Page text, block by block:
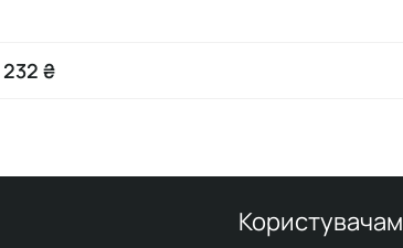
232 ₴
Користувачам